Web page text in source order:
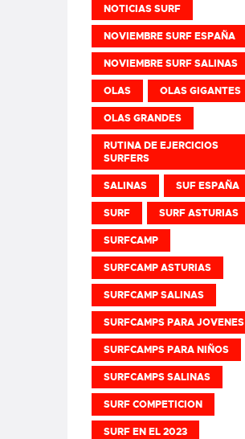
NOTICIAS SURF
NOVIEMBRE SURF ESPAÑA
NOVIEMBRE SURF SALINAS
OLAS OLAS GIGANTES
OLAS GRANDES
RUTINA DE EJERCICIOS
SURFERS
SALINAS SUF ESPAÑA
SURF SURF ASTURIAS
SURFCAMP
SURFCAMP ASTURIAS
SURFCAMP SALINAS
SURFCAMPS PARA JOVENES
SURFCAMPS PARA NIÑOS
SURFCAMPS SALINAS
SURF COMPETICION
SURF EN EL 2023